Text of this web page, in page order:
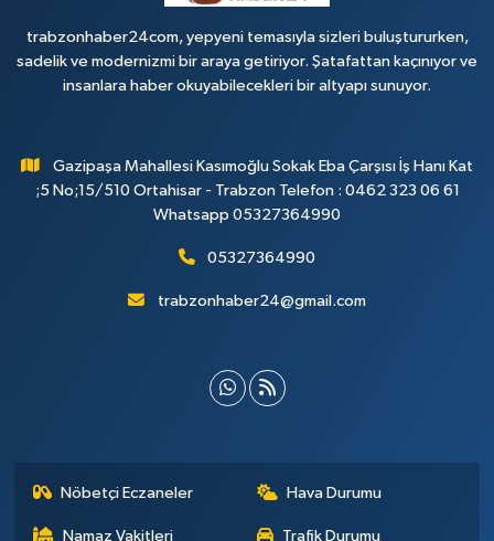
trabzonhaber24com, yepyeni temasıyla sizleri buluştururken,
sadelik ve modernizmi bir araya getiriyor. Şatafattan kaçınıyor ve
insanlara haber okuyabilecekleri bir altyapı sunuyor.
Gazipaşa Mahallesi Kasımoğlu Sokak Eba Çarşısı İş Hanı Kat
;5 No;15/510 Ortahisar - Trabzon Telefon : 0462 323 06 61
Whatsapp 05327364990
05327364990
trabzonhaber24@gmail.com
Nöbetçi Eczaneler Hava Durumu
Namaz Vakitleri Trafik Durumu